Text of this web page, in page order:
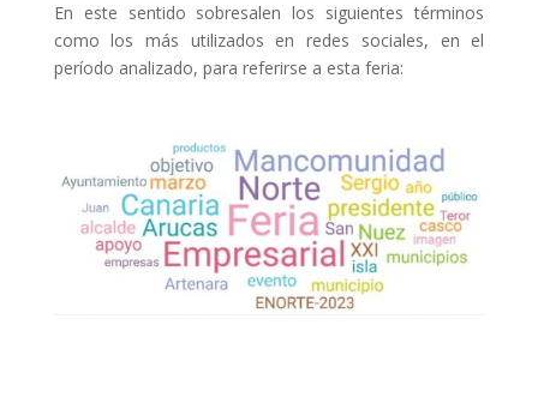
En este sentido sobresalen los siguientes términos
como los más utilizados en redes sociales, en el
período analizado, para referirse a esta feria: